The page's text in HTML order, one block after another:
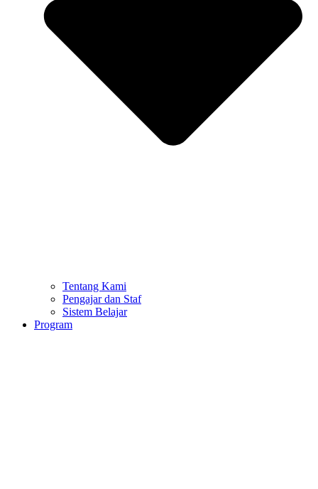
Tentang Kami
Pengajar dan Staf
Sistem Belajar
Program